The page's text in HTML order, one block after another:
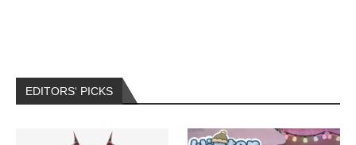
EDITORS‘ PICKS